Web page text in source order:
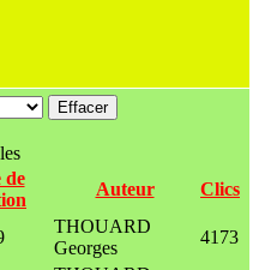
Effacer
de
Auteur Clics
THOUARD
Georges
4173